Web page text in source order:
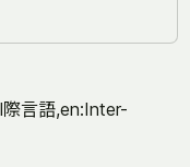
言語,en:Inter-